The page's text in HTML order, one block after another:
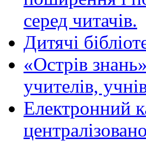
серед читачів.
Дитячі
«Острів
учителів,
Електронний